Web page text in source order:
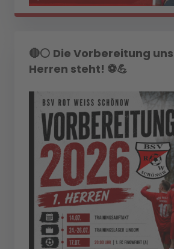
🔴⚪ Die Vorbereitung
Herren steht! ⚽💪